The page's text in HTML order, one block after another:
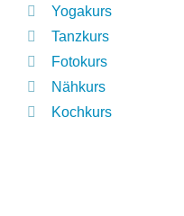
Yogakurs
Tanzkurs
Fotokurs
Nähkurs
Kochkurs